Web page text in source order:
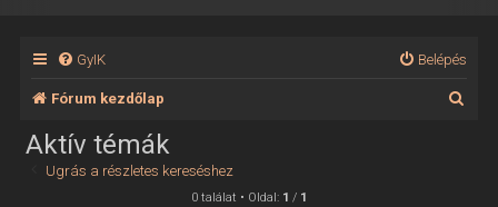
GyIK Belépés
Fórum kezdőlap
Aktív témák
Ugrás a részletes kereséshez
0 találat • Oldal: 1 / 1